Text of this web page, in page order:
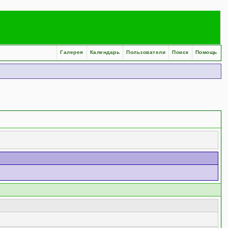
Помощь
Поиск
Пользователи
Календарь
Галерея